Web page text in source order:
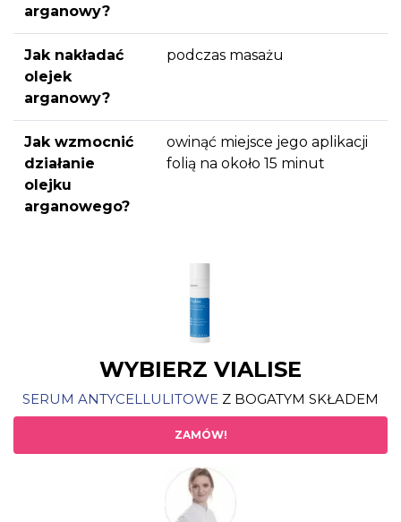
arganowy?
Jak nakładać
olejek
arganowy?
podczas masażu
Jak wzmocnić
działanie
olejku
arganowego?
owinąć miejsce jego aplikacji
folią na około 15 minut
WYBIERZ VIALISE
SERUM ANTYCELLULITOWE Z BOGATYM SKŁADEM
ZAMÓW!